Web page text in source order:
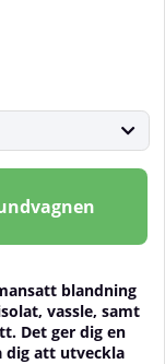
blandning
vassle, samt
Det ger dig en
dig att utveckla